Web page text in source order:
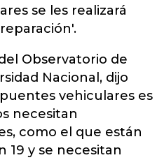
se les realizará
Observatorio de
Nacional, dijo
vehiculares es
necesitan
como el que están
19 y se necesitan